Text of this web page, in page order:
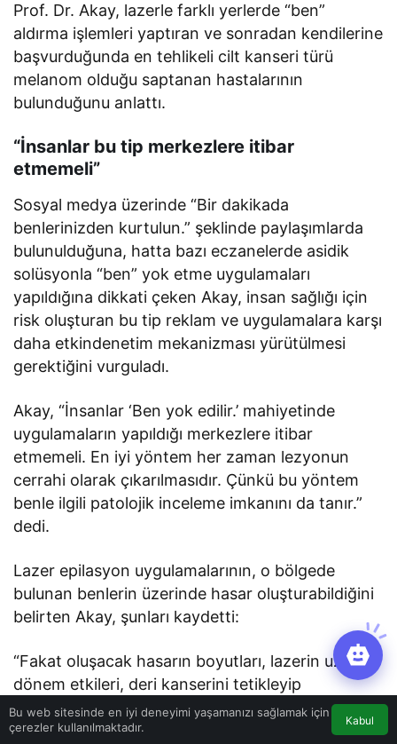
Prof. Dr. Akay, lazerle farklı yerlerde “ben”
aldırma işlemleri yaptıran ve sonradan kendilerine
başvurduğunda en tehlikeli cilt kanseri türü
melanom olduğu saptanan hastalarının
bulunduğunu anlattı.
“İnsanlar bu tip merkezlere itibar
etmemeli”
Sosyal medya üzerinde “Bir dakikada
benlerinizden kurtulun.” şeklinde paylaşımlarda
bulunulduğuna, hatta bazı eczanelerde asidik
solüsyonla “ben” yok etme uygulamaları
yapıldığına dikkati çeken Akay, insan sağlığı için
risk oluşturan bu tip reklam ve uygulamalara karşı
daha etkindenetim mekanizması yürütülmesi
gerektiğini vurguladı.
Akay, “İnsanlar ‘Ben yok edilir.’ mahiyetinde
uygulamaların yapıldığı merkezlere itibar
etmemeli. En iyi yöntem her zaman lezyonun
cerrahi olarak çıkarılmasıdır. Çünkü bu yöntem
benle ilgili patolojik inceleme imkanını da tanır.”
dedi.
Lazer epilasyon uygulamalarının, o bölgede
bulunan benlerin üzerinde hasar oluşturabildiğini
belirten Akay, şunları kaydetti:
“Fakat oluşacak hasarın boyutları, lazerin uzun
dönem etkileri, deri kanserini tetikleyip
tetiklemediği henüz tam bilinmiyor. Bu konuyla
ilgili bilimsel çalışmalar şu an çelişkili sonuçlar
Bu web sitesinde en iyi deneyimi yaşamanızı sağlamak için
çerezler kullanılmaktadır.
Kabul